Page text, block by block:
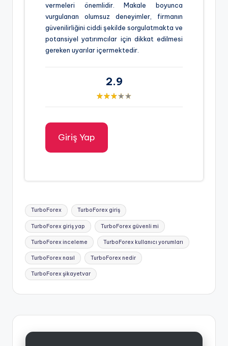
vermeleri önemlidir. Makale boyunca
vurgulanan olumsuz deneyimler, firmanın
güvenilirliğini ciddi şekilde sorgulatmakta ve
potansiyel yatırımcılar için dikkat edilmesi
gereken uyarılar içermektedir.
2.9
Giriş Yap
Tags:
TurboForex TurboForex giriş
TurboForex giriş yap TurboForex güvenli mi
TurboForex inceleme TurboForex kullanıcı yorumları
TurboForex nasıl TurboForex nedir
TurboForex şikayetvar